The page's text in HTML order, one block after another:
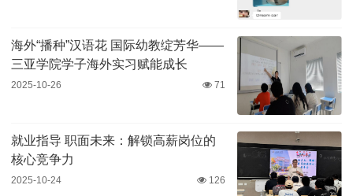
海外“播种”汉语花 国际幼教绽芳华——
三亚学院学子海外实习赋能成长
2025-10-26 71
就业指导 职面未来：解锁高薪岗位的
核心竞争力
2025-10-24 126